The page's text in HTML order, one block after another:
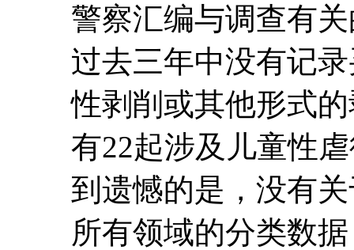
警察汇编与调查有
过去三年中没有记
性剥削或其他形式
有22起涉及儿童性
到遗憾的是，没有
所有领域的分类数